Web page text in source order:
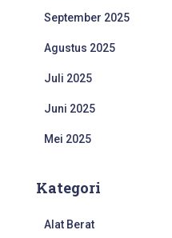
September 2025
Agustus 2025
Juli 2025
Juni 2025
Mei 2025
Kategori
Alat Berat